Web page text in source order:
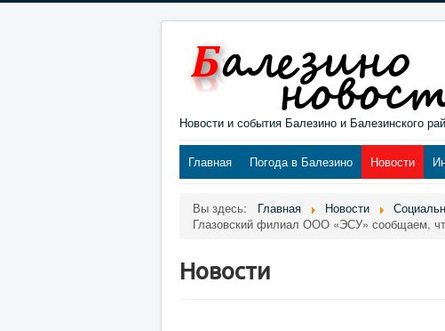
Новости и события Балезино и Балезинского
Главная Погода в Балезино Новости
Вы здесь: Главная Новости
Глазовский филиал ООО «ЭСУ» сообщаем,
Новости